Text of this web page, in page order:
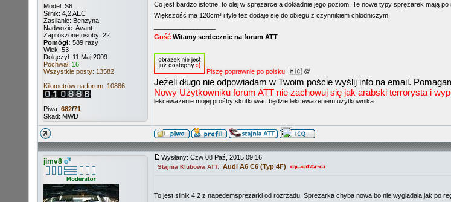
Model: S6
Silnik: 4,2 AEC
Zasilanie: Benzyna
Nadwozie: Avant
Zaproszone osoby: 22
Pomógł: 589 razy
Wiek: 53
Dołączył: 11 Maj 2009
Pochwał: 16
Wszystkie posty: 13582
Kilometrów na forum: 10886
Piwa: 682/71
Skąd: MWD
Co jest bardzo istotne, to olej w sprężarce a dokładnie jego poziom. Te nowe typy sprężarek mają
Większość ma 120cm³ i tyle też dodaje się do obiegu z czynnikiem chłodniczym.
Gość Witamy serdecznie na forum ATT
Piszę poprawnie po polsku . 🇲🇨 💯
Jeżeli długo nie odpowiadam w Twoim poście wyślij info na email.
Nowy Użytkowniku forum ATT nie zachowuj się jak arabski terrorysta i
lekceważenie mojej prośby skutkowac będzie lekceważeniem użytkownika
jimv8 Wysłany: Czw 08 Paź, 2015 09:16
Stajnia Klubowa ATT: Audi A6 C6 (Typ 4F)
To jest silnik 4.2 z napedemsprezarki od rozrzadu. Sprezarka chyba nowa bo nie wygladala jak po